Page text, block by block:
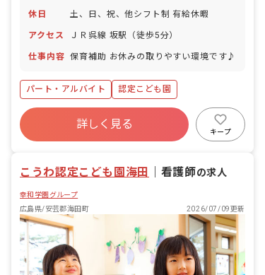
休日 土、日、祝、他シフト制 有給休暇
アクセス ＪＲ呉線 坂駅（徒歩5分）
仕事内容 保育補助 お休みの取りやすい環境です♪
パート・アルバイト 認定こども園
詳しく見る
キープ
こうわ認定こども園海田 看護師の求人
幸和学園グループ
広島県/安芸郡海田町
2026/07/09更新